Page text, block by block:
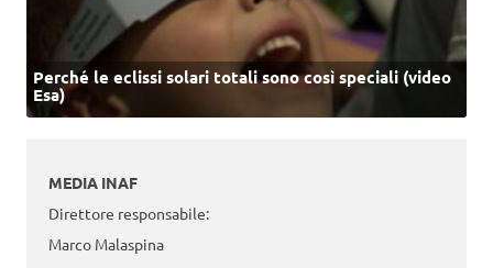
Perché le eclissi solari totali sono così speciali (video
Esa)
MEDIA INAF
Direttore responsabile:
Marco Malaspina